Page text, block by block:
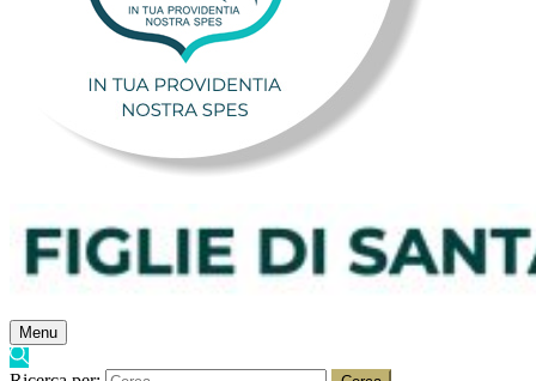
Menu